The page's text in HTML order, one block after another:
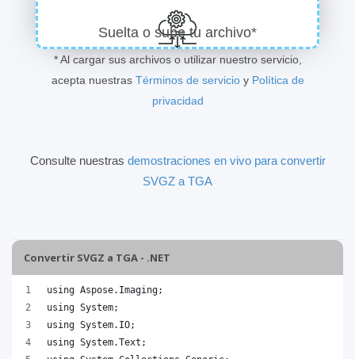
Suelta o sube tu archivo*
* Al cargar sus archivos o utilizar nuestro servicio,
acepta nuestras Términos de servicioy Política de
privacidad
Consulte nuestras demostraciones en vivo para convertir
SVGZ a TGA
Convertir SVGZ a TGA - .NET